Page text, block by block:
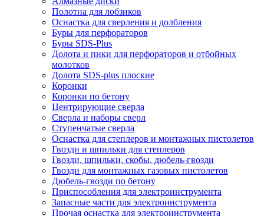
Полотна для лобзиков
Оснастка для сверления и долбления
Буры для перфораторов
Буры SDS-Plus
Долота и пики для перфораторов и отбойных
молотков
Долота SDS-plus плоские
Коронки
Коронки по бетону
Центрирующие сверла
Сверла и наборы сверл
Ступенчатые сверла
Оснастка для степлеров и монтажных пистолетов
Гвозди и шпильки для степлеров
Гвозди, шпильки, скобы, дюбель-гвозди
Гвозди для монтажных газовых пистолетов
Дюбель-гвозди по бетону
Приспособления для электроинструмента
Запасные части для электроинструмента
Прочая оснастка для электроинструмента